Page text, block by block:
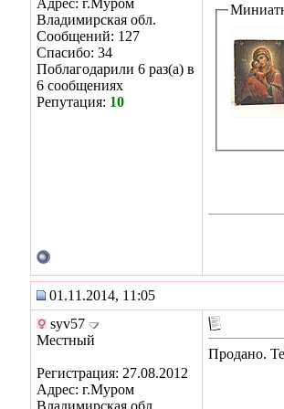
Адрес: г.Муром
Владимирская обл.
Сообщений: 127
Спасибо: 34
Поблагодарили 6 раз(а) в
6 сообщениях
Репутация: 10
01.11.2014, 11:05
syv57
Местный
Регистрация: 27.08.2012
Адрес: г.Муром
Владимирская обл.
Продано.